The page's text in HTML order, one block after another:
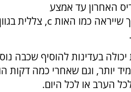
האחרון עד אמצע
שייראה כמו האות c, צללית
בעדינות להוסיף שכבה
יותר, וגם שאחרי כמה
הערב או לכל היום.